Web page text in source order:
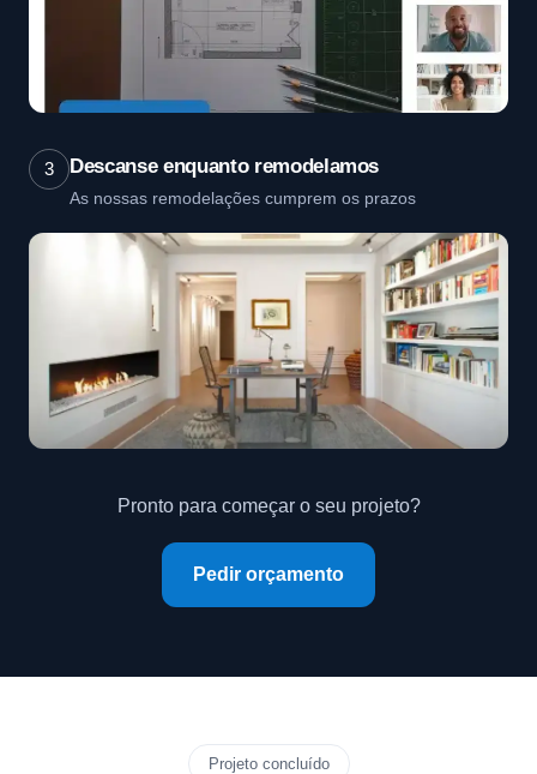
3 Descanse enquanto remodelamos
As nossas remodelações cumprem os prazos
Pronto para começar o seu projeto?
Pedir orçamento
Projeto concluído